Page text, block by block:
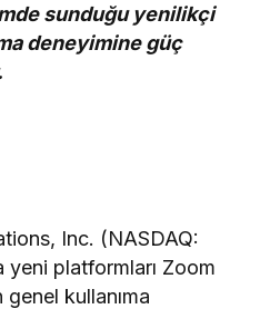
sunduğu yenilikçi
deneyimine güç
Inc. (NASDAQ:
yeni platformları Zoom
kullanıma